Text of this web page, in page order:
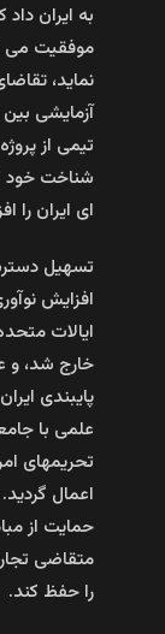
به ایران
موفقیت می
نماید،
آزمایشی
شناخت خود
ای ایران را
تسهیل
ایالات
خارج شد، و
پایبندی
علمی با
تحریمهای
اعمال
حمایت از
متقاضی
را حفظ کند.